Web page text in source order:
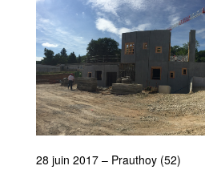
28 juin 2017 – Prauthoy (52)